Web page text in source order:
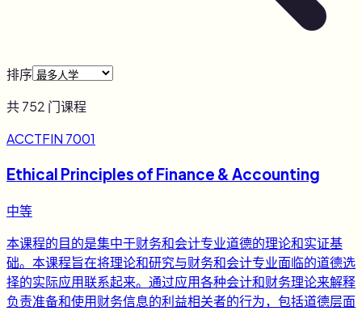
排序
共752 门课程
ACCTFIN 7001
Ethical Principles of Finance & Accounting
中等
本课程的目的是集中于财务和会计专业道德的理论和实证基
础。本课程旨在将理论和研究与财务和会计专业面临的道德选
择的实际应用联系起来。通过应用各种会计和财务理论来解释
负责准备和使用财务信息的利益相关者的行为，包括道德层面